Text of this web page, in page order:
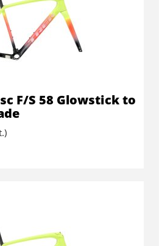
F/S 58 Glowstick to